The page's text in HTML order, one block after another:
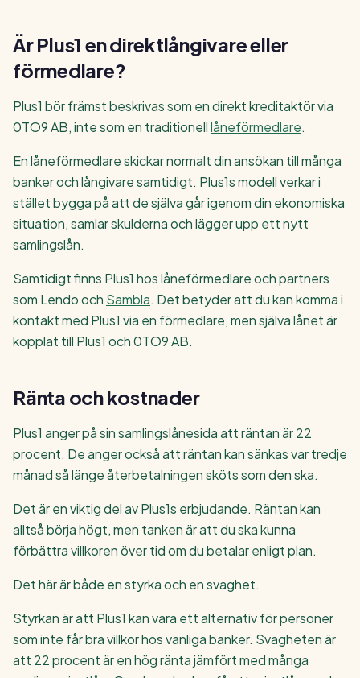
Är Plus1 en direktlångivare eller
förmedlare?
Plus1 bör främst beskrivas som en direkt kreditaktör via
0TO9 AB, inte som en traditionelllåneförmedlare.
En låneförmedlare skickar normalt din ansökan till många
banker och långivare samtidigt. Plus1s modell verkar i
stället bygga på att de själva går igenom din ekonomiska
situation, samlar skulderna och lägger upp ett nytt
samlingslån.
Samtidigt finns Plus1 hos låneförmedlare och partners
som Lendo och Sambla. Det betyder att du kan komma i
kontakt med Plus1 via en förmedlare, men själva lånet är
kopplat till Plus1 och 0TO9 AB.
Ränta och kostnader
Plus1 anger på sin samlingslånesida att räntan är 22
procent. De anger också att räntan kan sänkas var tredje
månad så länge återbetalningen sköts som den ska.
Det är en viktig del av Plus1s erbjudande. Räntan kan
alltså börja högt, men tanken är att du ska kunna
förbättra villkoren över tid om du betalar enligt plan.
Det här är både en styrka och en svaghet.
Styrkan är att Plus1 kan vara ett alternativ för personer
som inte får bra villkor hos vanliga banker. Svagheten är
att 22 procent är en hög ränta jämfört med många